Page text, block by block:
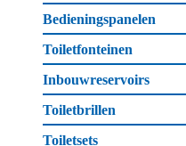
Bedieningspanelen
Toiletfonteinen
Inbouwreservoirs
Toiletbrillen
Toiletsets